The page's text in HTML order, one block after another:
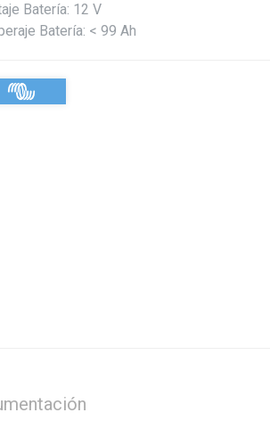
Batería: 12 V
Batería: < 99 Ah